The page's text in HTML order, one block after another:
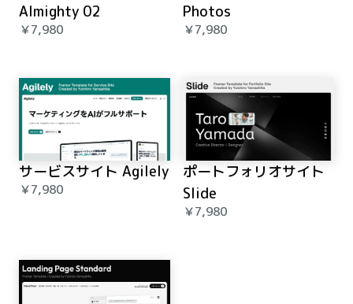
Almighty 02
￥7,980
Photos
￥7,980
サービスサイト Agilely
￥7,980
ポートフォリオサイト
Slide
￥7,980